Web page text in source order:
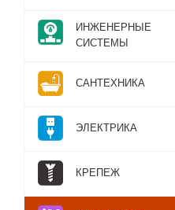
ИНЖЕНЕРНЫЕ
СИСТЕМЫ
САНТЕХНИКА
ЭЛЕКТРИКА
КРЕПЕЖ